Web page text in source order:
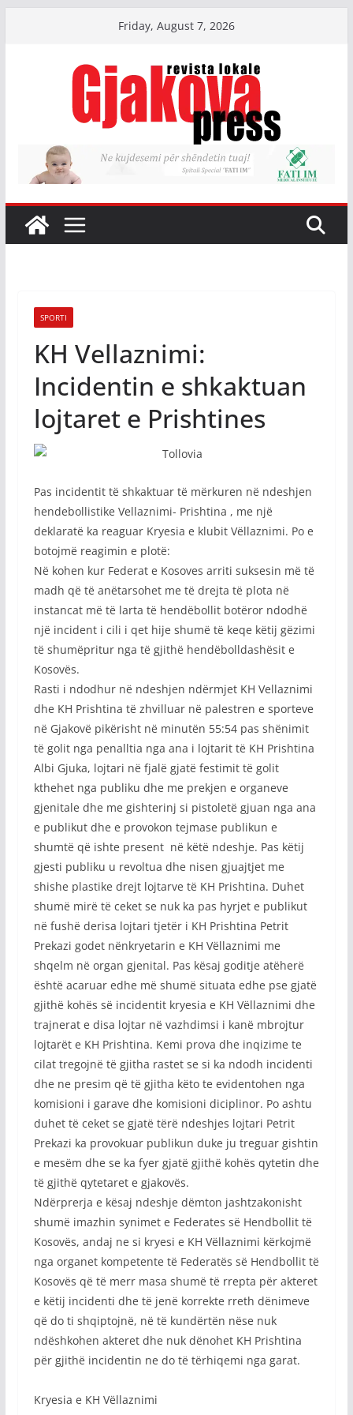
Friday, August 7, 2026
SPORTI
KH Vellaznimi:
Incidentin e shkaktuan
lojtaret e Prishtines
Pas incidentit të shkaktuar të mërkuren në ndeshjen
hendebollistike Vellaznimi- Prishtina , me një
deklaratë ka reaguar Kryesia e klubit Vëllaznimi. Po e
botojmë reagimin e plotë:
Në kohen kur Federat e Kosoves arriti suksesin më të
madh që të anëtarsohet me të drejta të plota në
instancat më të larta të hendëbollit botëror ndodhë
një incident i cili i qet hije shumë të keqe këtij gëzimi
të shumëpritur nga të gjithë hendëbolldashësit e
Kosovës.
Rasti i ndodhur në ndeshjen ndërmjet KH Vellaznimi
dhe KH Prishtina të zhvilluar në palestren e sporteve
në Gjakovë pikërisht në minutën 55:54 pas shënimit
të golit nga penalltia nga ana i lojtarit të KH Prishtina
Albi Gjuka, lojtari në fjalë gjatë festimit të golit
kthehet nga publiku dhe me prekjen e organeve
gjenitale dhe me gishterinj si pistoletë gjuan nga ana
e publikut dhe e provokon tejmase publikun e
shumtë që ishte present në këtë ndeshje. Pas këtij
gjesti publiku u revoltua dhe nisen gjuajtjet me
shishe plastike drejt lojtarve të KH Prishtina. Duhet
shumë mirë të ceket se nuk ka pas hyrjet e publikut
në fushë derisa lojtari tjetër i KH Prishtina Petrit
Prekazi godet nënkryetarin e KH Vëllaznimi me
shqelm në organ gjenital. Pas kësaj goditje atëherë
është acaruar edhe më shumë situata edhe pse gjatë
gjithë kohës së incidentit kryesia e KH Vëllaznimi dhe
trajnerat e disa lojtar në vazhdimsi i kanë mbrojtur
lojtarët e KH Prishtina. Kemi prova dhe inqizime te
cilat tregojnë të gjitha rastet se si ka ndodh incidenti
dhe ne presim që të gjitha këto te evidentohen nga
komisioni i garave dhe komisioni diciplinor. Po ashtu
duhet të ceket se gjatë tërë ndeshjes lojtari Petrit
Prekazi ka provokuar publikun duke ju treguar gishtin
e mesëm dhe se ka fyer gjatë gjithë kohës qytetin dhe
të gjithë qytetaret e gjakovës.
Ndërprerja e kësaj ndeshje dëmton jashtzakonisht
shumë imazhin synimet e Federates së Hendbollit të
Kosovës, andaj ne si kryesi e KH Vëllaznimi kërkojmë
nga organet kompetente të Federatës së Hendbollit të
Kosovës që të merr masa shumë të rrepta për akteret
e këtij incidenti dhe të jenë korrekte rreth dënimeve
që do ti shqiptojnë, në të kundërtën nëse nuk
ndëshkohen akteret dhe nuk dënohet KH Prishtina
për gjithë incidentin ne do të tërhiqemi nga garat.
Kryesia e KH Vëllaznimi